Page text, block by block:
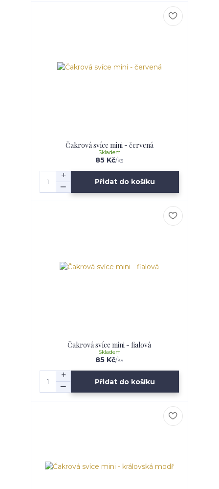
Čakrová svíce mini - červená
85 Kč/ks
Skladem
Přidat do košíku
Čakrová svíce mini - fialová
85 Kč/ks
Skladem
Přidat do košíku